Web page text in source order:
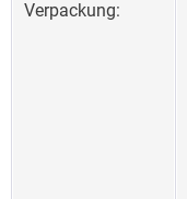
Verpackung: